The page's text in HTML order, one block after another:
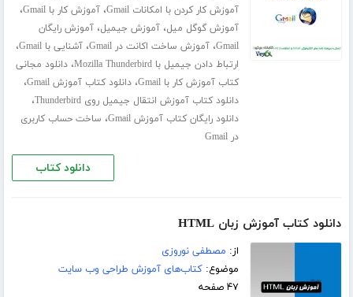
آموزش کار کردن با امکانات Gmail ،آموزش کار با Gmail ،
آموزش گوگل میل،آموزش جیمیل،آموزش رایگان
Gmail،آموزش ساخت اکانت در Gmail ،آشنایی با Gmail ،
ارتباط دادن جیمیل با Mozilla Thunderbird ،دانلود مجانی
کتاب آموزش کار با Gmail
،دانلود کتاب آموزش Gmail ،
دانلود کتاب آموزش انتقال جیمیل روی Thunderbird ،
دانلود رایگان کتاب آموزش Gmail ، ساخت حساب کاربری
در Gmail
دانلود کتاب
دانلود کتاب آموزش زبان HTML
از: مصطفی نوروزی
موضوع:کتاب‌های آموزش طراحی وب سایت
۴۷ صفحه